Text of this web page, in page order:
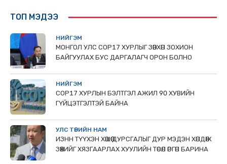
ТОП МЭДЭЭ
НИЙГЭМ
МОНГОЛ УЛС СОР17 ХУРЛЫГ ЗӨВХӨН ЗОХИОН
БАЙГУУЛАХ БУС ДАРГАЛАГЧ ОРОН БОЛНО
НИЙГЭМ
COP17 ХУРЛЫН БЭЛТГЭЛ АЖИЛ 90 ХУВИЙН
ГҮЙЦЭТГЭЛТЭЙ БАЙНА
УЛС ТӨРИЙН НАМ
ИЗНН ТҮҮХЭН ХӨШӨӨ ДУРСГАЛЫГ ДУР МЭДЭН ХӨНДӨЖ
ЗӨӨХИЙГ ХЯЗГААРЛАХ ХУУЛИЙН ТӨСӨЛ ӨРГӨН БАРИНА